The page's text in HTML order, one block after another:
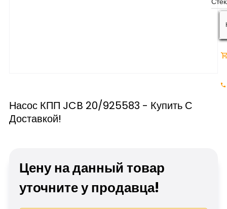
Насос КПП JCB 20/925583 - Купить С
Доставкой!
Цену на данный товар
уточните у продавца!